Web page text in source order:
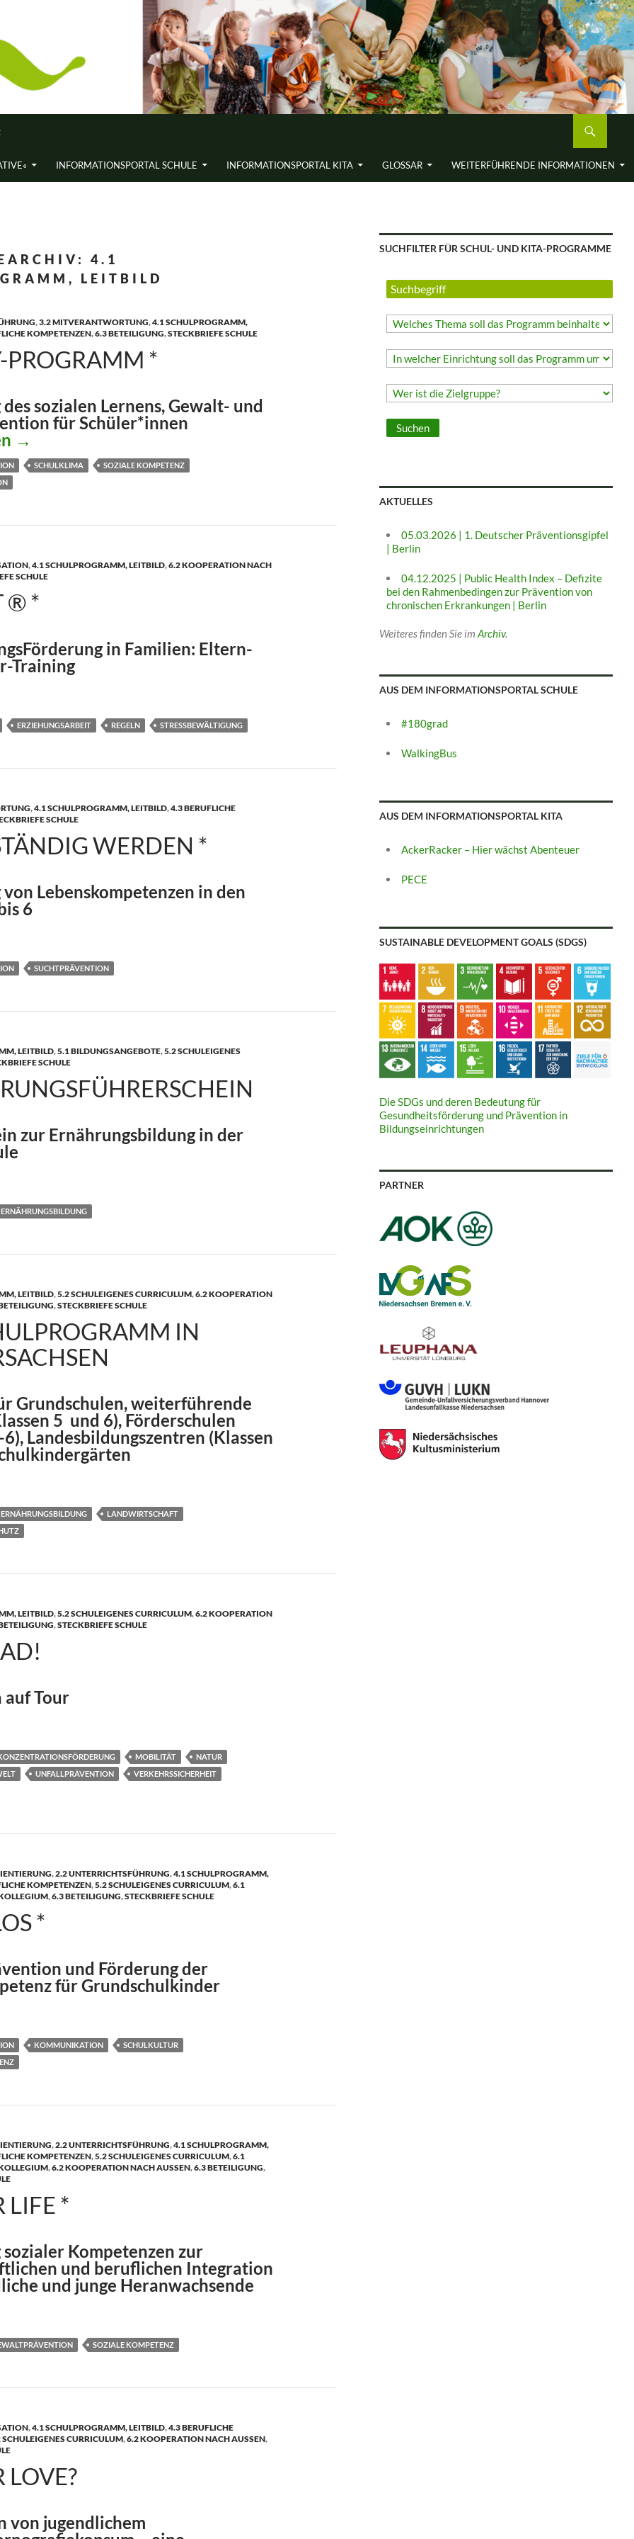
INFORMATIONS­PORTAL SCHULE INFORMATIONS­PORTAL KITA GLOSSAR WEITERFÜH­RENDE INFORMA­TIONEN
4.1
LEITBILD
,3.2 MITVERANTWORTUNG,4.1 SCHULPROGRAMM,
KOMPETENZEN,6.3 BETEILIGUNG,STECKBRIEFE SCHULE
PROGRAMM *
sozialen Lernens, Gewalt- und
für Schüler*innen
*
→
SCHULKLIMA
SOZIALE KOMPETENZ
,4.1 SCHULPROGRAMM, LEITBILD,6.2 KOOPERATION NACH
SCHULE
® *
in Familien: Eltern-
Training
ERZIEHUNGSARBEIT REGELN STRESSBEWÄLTIGUNG
,4.1 SCHULPROGRAMM, LEITBILD,4.3 BERUFLICHE
SCHULE
WERDEN *
Lebenskompetenzen in den
6
*
SUCHTPRÄVENTION
LEITBILD,5.1 BILDUNGSANGEBOTE,5.2 SCHULEIGENES
SCHULE
zur Ernährungsbildung in der
ERNÄHRUNGSBILDUNG
LEITBILD,5.2 SCHULEIGENES CURRICULUM,6.2 KOOPERATION
,STECKBRIEFE SCHULE
IN
Grundschulen, weiterführende
5 und 6), Förderschulen
6), Landesbildungszentren (Klassen
in Niedersachsen
ERNÄHRUNGSBILDUNG
LANDWIRTSCHAFT
LEITBILD,5.2 SCHULEIGENES CURRICULUM,6.2 KOOPERATION
,STECKBRIEFE SCHULE
auf Tour
MOBILITÄT
NATUR
UNFALLPRÄVENTION
VERKEHRSSICHERHEIT
,2.2 UNTERRICHTSFÜHRUNG,4.1 SCHULPROGRAMM,
KOMPETENZEN,5.2 SCHULEIGENES CURRICULUM,6.1
,6.3 BETEILIGUNG,STECKBRIEFE SCHULE
*
und Förderung der
für Grundschulkinder
KOMMUNIKATION
SCHULKULTUR
,2.2 UNTERRICHTSFÜHRUNG,4.1 SCHULPROGRAMM,
KOMPETENZEN,5.2 SCHULEIGENES CURRICULUM,6.1
,6.2 KOOPERATION NACH AUSSEN ,6.3 BETEILIGUNG,
LIFE *
Kompetenzen zur
und beruflichen Integration
und junge Heranwachsende
SOZIALE KOMPETENZ
,4.1 SCHULPROGRAMM, LEITBILD,4.3 BERUFLICHE
SCHULEIGENES CURRICULUM,6.2 KOOPERATION NACH AUSSEN ,
LOVE?
von jugendlichem
SUCHFILTER FÜR SCHUL- UND KITA-PROGRAMME
AKTUELLES
05.03.2026 | 1. Deutscher Präventionsgipfel
| Berlin
04.12.2025 | Public Health Index – Defizite
bei den Rahmenbedingen zur Prävention von
chronischen Erkrankungen | Berlin
Weiteres finden Sie im Archiv.
AUS DEM INFORMATIONSPORTAL SCHULE
#180grad
WalkingBus
AUS DEM INFORMATIONSPORTAL KITA
AckerRacker – Hier wächst Abenteuer
PECE
SUSTAINABLE DEVELOPMENT GOALS (SDGS)
Die SDGs und deren Bedeutung für
Gesundheitsförderung und Prävention in
Bildungseinrichtungen
PARTNER